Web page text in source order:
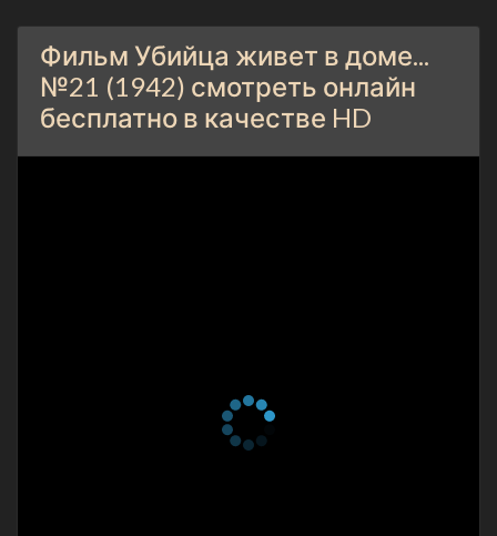
Фильм Убийца живет в доме...
№21 (1942) смотреть онлайн
бесплатно в качестве HD